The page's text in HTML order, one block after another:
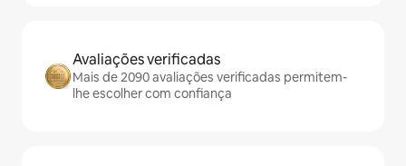
Avaliações verificadas
Mais de 2090 avaliações verificadas permitem-
lhe escolher com confiança